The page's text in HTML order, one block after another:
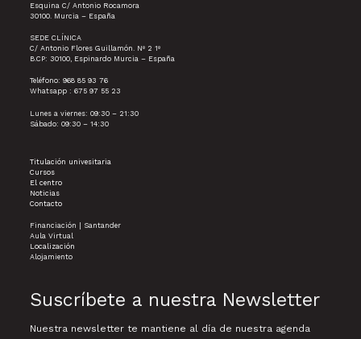
Esquina C/ Antonio Rocamora
30100. Murcia – España
SEDE CLÍNICA
C/ Antonio Flores Guillamón. Nº 2 1º
B.CP: 30100, Espinardo Murcia – España
Teléfono: 968 85 93 76
Whatsapp : 675 97 55 23
Lunes a viernes: 09:30 – 21:30
Sábado: 09:30 – 14:30
Titulación univesitaria
Cursos
El centro
Noticias
Contacto
Financiación | Santander
Aula Virtual
Localización
Alojamiento
Suscríbete a nuestra Newsletter
Nuestra newsletter te mantiene al día de nuestra agenda